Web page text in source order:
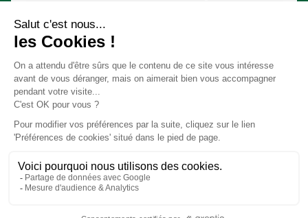
© Slow Village 2026
Cookie-Einstellungen
Unser Konzept in einem Video
Allgemeine Geschäftsbedingungen